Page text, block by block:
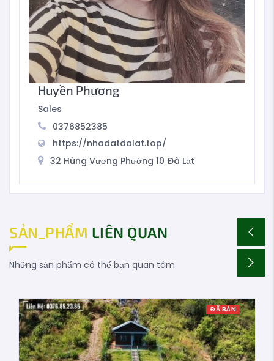
Huyền Phương
Sales
0376852385
https://nhadatdalat.top/
32 Hùng Vương Phường 10 Đà Lạt
SẢN_PHẨM LIÊN QUAN
Những sản phẩm có thể bạn quan tâm
ĐÃ BÁN